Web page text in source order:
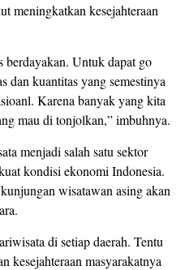
meningkatkan kesejahteraan
Untuk dapat go
dan kuantitas yang semestinya
Karena banyak yang kita
mau di tonjolkan,” imbuhnya.
menjadi salah satu sektor
kondisi ekonomi Indonesia.
wisatawan asing akan
di setiap daerah. Tentu
kesejahteraan masyarakatnya